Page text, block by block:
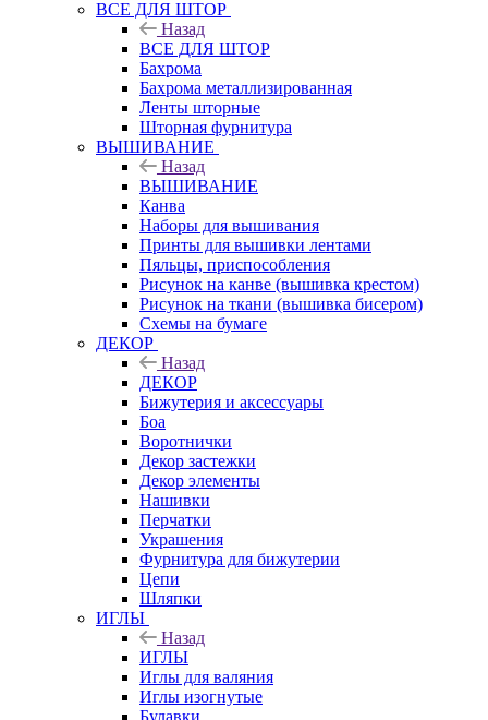
ВСЕ ДЛЯ ШТОР
Назад
ВСЕ ДЛЯ ШТОР
Бахрома
Бахрома металлизированная
Ленты шторные
Шторная фурнитура
ВЫШИВАНИЕ
Назад
ВЫШИВАНИЕ
Канва
Наборы для вышивания
Принты для вышивки лентами
Пяльцы, приспособления
Рисунок на канве (вышивка крестом)
Рисунок на ткани (вышивка бисером)
Схемы на бумаге
ДЕКОР
Назад
ДЕКОР
Бижутерия и аксессуары
Боа
Воротнички
Декор застежки
Декор элементы
Нашивки
Перчатки
Украшения
Фурнитура для бижутерии
Цепи
Шляпки
ИГЛЫ
Назад
ИГЛЫ
Иглы для валяния
Иглы изогнутые
Булавки